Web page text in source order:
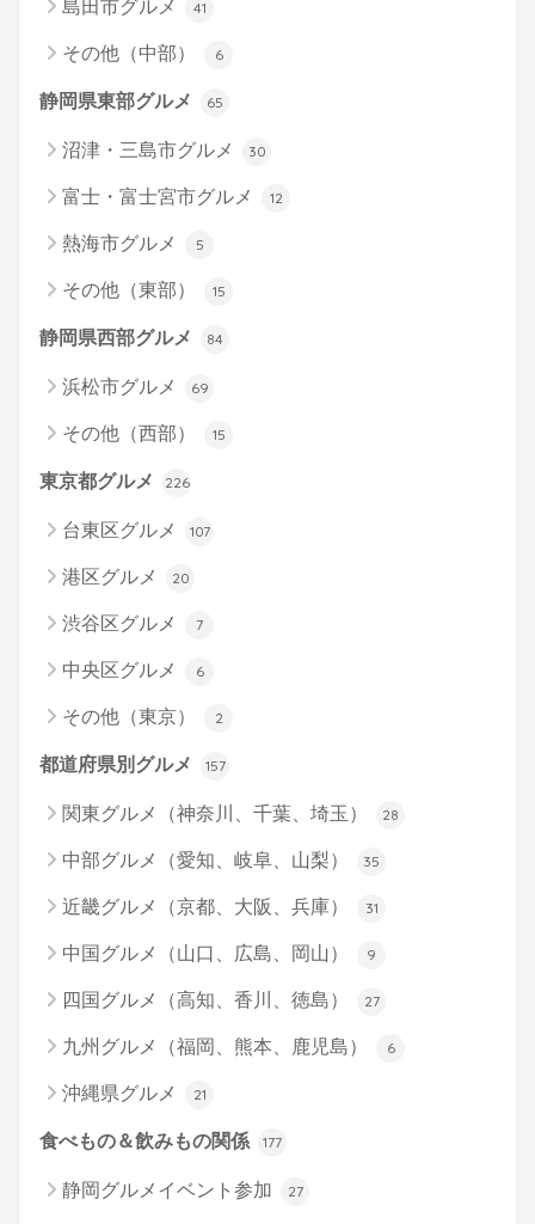
島田市グルメ 41
その他（中部） 6
静岡県東部グルメ 65
沼津・三島市グルメ 30
富士・富士宮市グルメ 12
熱海市グルメ 5
その他（東部） 15
静岡県西部グルメ 84
浜松市グルメ 69
その他（西部） 15
東京都グルメ 226
台東区グルメ 107
港区グルメ 20
渋谷区グルメ 7
中央区グルメ 6
その他（東京） 2
都道府県別グルメ 157
関東グルメ（神奈川、千葉、埼玉） 28
中部グルメ（愛知、岐阜、山梨） 35
近畿グルメ（京都、大阪、兵庫） 31
中国グルメ（山口、広島、岡山） 9
四国グルメ（高知、香川、徳島） 27
九州グルメ（福岡、熊本、鹿児島） 6
沖縄県グルメ 21
食べもの＆飲みもの関係 177
静岡グルメイベント参加 27